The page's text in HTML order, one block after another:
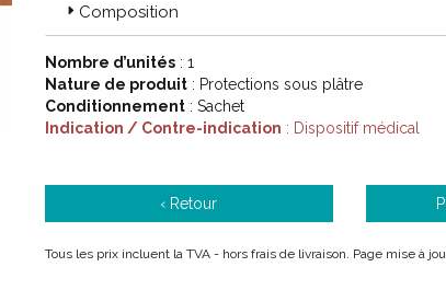
Composition
Nombre d’unités : 1
Nature de produit : Protections sous plâtre
Conditionnement : Sachet
Indication / Contre-indication : Dispositif médical
‹ Retour
Tous les prix incluent la TVA - hors frais de livraison. Page mise à